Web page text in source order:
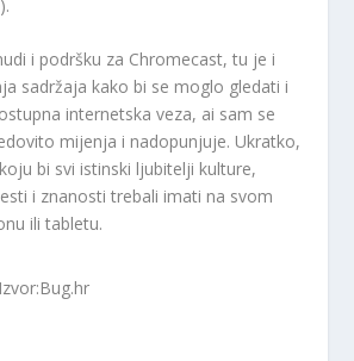
i podršku za Chromecast, tu je i
sadržaja kako bi se moglo gledati i
internetska veza, ai sam se
mijenja i nadopunjuje. Ukratko,
bi svi istinski ljubitelji kulture,
i znanosti trebali imati na svom
ili tabletu.
Izvor:Bug.hr